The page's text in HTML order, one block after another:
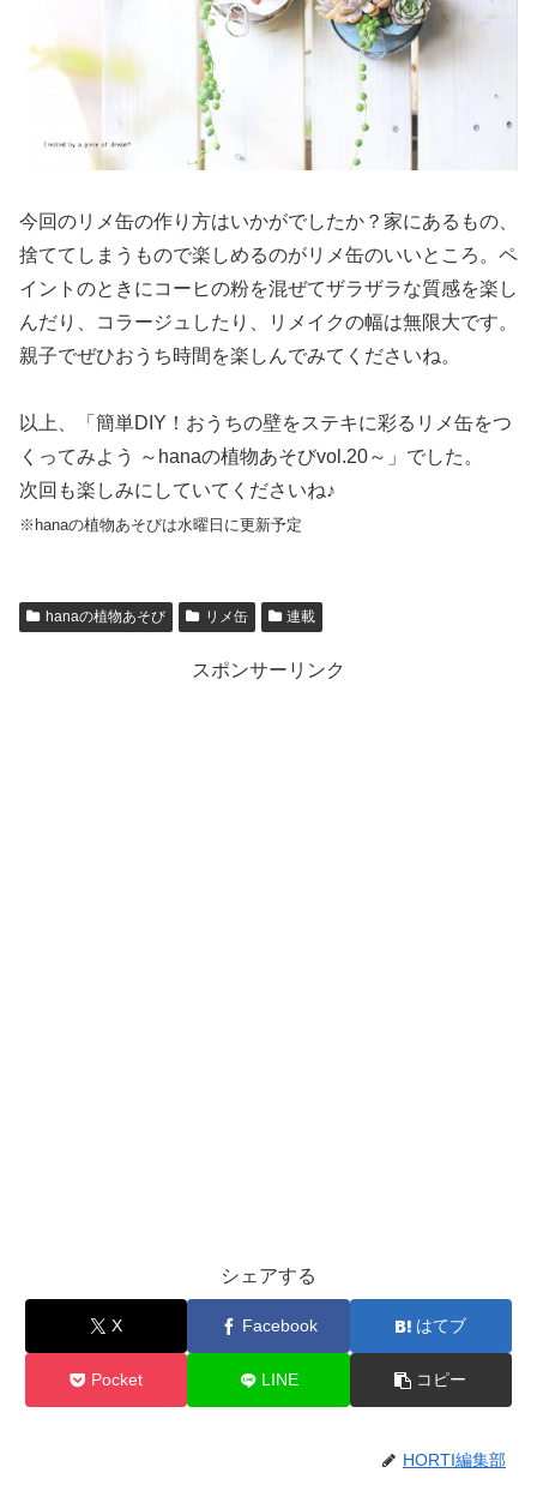
今回のリメ缶の作り方はいかがでしたか？家にあるもの、
捨ててしまうもので楽しめるのがリメ缶のいいところ。ペ
イントのときにコーヒの粉を混ぜてザラザラな質感を楽し
んだり、コラージュしたり、リメイクの幅は無限大です。
親子でぜひおうち時間を楽しんでみてくださいね。
以上、「簡単DIY！おうちの壁をステキに彩るリメ缶をつ
くってみよう ～hanaの植物あそびvol.20～」でした。
次回も楽しみにしていてくださいね♪
※hanaの植物あそびは水曜日に更新予定
hanaの植物あそび リメ缶 連載
スポンサーリンク
シェアする
X Facebook はてブ
Pocket LINE コピー
HORTI編集部